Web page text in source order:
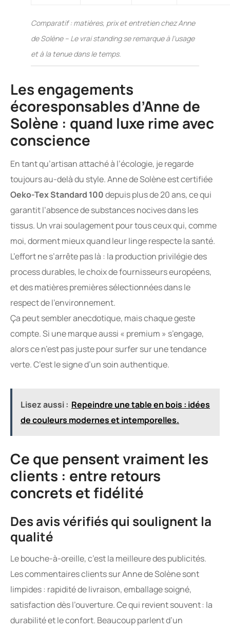
Comparatif : matières, prix et entretien chez Anne
de Solène – Le vrai standing se remarque à l’usage
et à la tenue dans le temps.
Les engagements
écoresponsables d’Anne de
Solène : quand luxe rime avec
conscience
En tant qu’artisan attaché à l’écologie, je regarde
toujours au-delà du style. Anne de Solène est certifiée
Oeko-Tex Standard 100depuis plus de 20 ans, ce qui
garantit l’absence de substances nocives dans les
tissus. Un vrai soulagement pour tous ceux qui, comme
moi, dorment mieux quand leur linge respecte la santé.
L’effort ne s’arrête pas là : la production privilégie des
process durables, le choix de fournisseurs européens,
et des matières premières sélectionnées dans le
respect de l’environnement.
Ça peut sembler anecdotique, mais chaque geste
compte. Si une marque aussi « premium » s’engage,
alors ce n’est pas juste pour surfer sur une tendance
verte. C’est le signe d’un soin authentique.
Lisez aussi : Repeindre une table en bois : idées
de couleurs modernes et intemporelles.
Ce que pensent vraiment les
clients : entre retours
concrets et fidélité
Des avis vérifiés qui soulignent la
qualité
Le bouche-à-oreille, c’est la meilleure des publicités.
Les commentaires clients sur Anne de Solène sont
limpides : rapidité de livraison, emballage soigné,
satisfaction dès l’ouverture. Ce qui revient souvent : la
durabilité et le confort. Beaucoup parlent d’un